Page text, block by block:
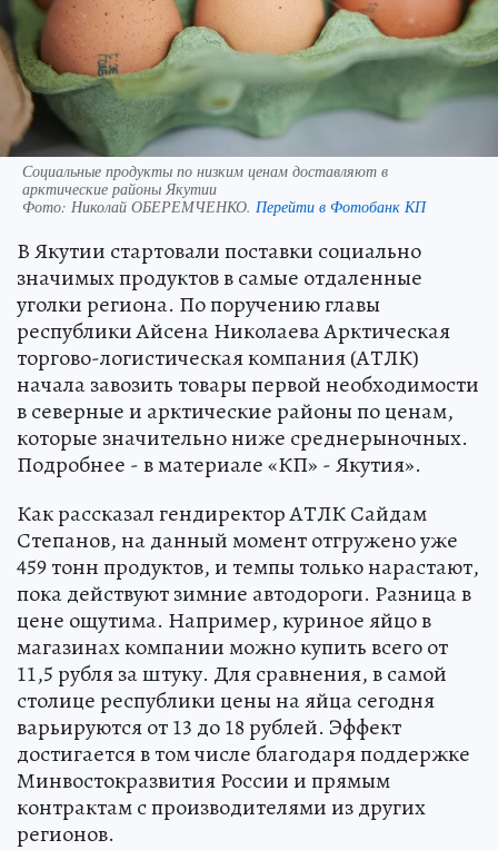
Социальные продукты по низким ценам доставляют в
арктические районы Якутии
Фото: Николай ОБЕРЕМЧЕНКО. Перейти в Фотобанк КП
В Якутии стартовали поставки социально
значимых продуктов в самые отдаленные
уголки региона. По поручению главы
республики Айсена Николаева Арктическая
торгово-логистическая компания (АТЛК)
начала завозить товары первой необходимости
в северные и арктические районы по ценам,
которые значительно ниже среднерыночных.
Подробнее - в материале «КП» - Якутия».
Как рассказал гендиректор АТЛК Сайдам
Степанов, на данный момент отгружено уже
459 тонн продуктов, и темпы только нарастают,
пока действуют зимние автодороги. Разница в
цене ощутима. Например, куриное яйцо в
магазинах компании можно купить всего от
11,5 рубля за штуку. Для сравнения, в самой
столице республики цены на яйца сегодня
варьируются от 13 до 18 рублей. Эффект
достигается в том числе благодаря поддержке
Минвостокразвития России и прямым
контрактам с производителями из других
регионов.